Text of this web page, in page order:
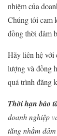
nhiệm của
Chúng tôi cam
đồng thời đảm
Hãy liên hệ với
lượng và đồng
quá trình đăng
Thời hạn báo
doanh nghiệp
tăng nhằm